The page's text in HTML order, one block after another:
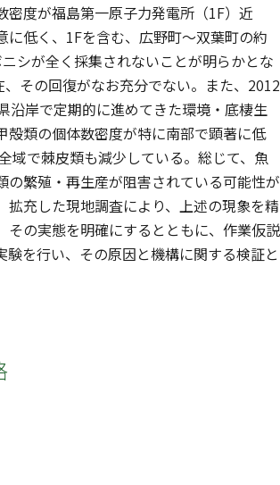
密度が福島第一原子力発電所（1F）近
に低く、1Fを含む、広野町〜双葉町の約
シが全く採集されないことが明らかとな
、その回復がなお充分でない。また、2012
沿岸で定期的に進めてきた環境・底棲生
殻類の個体数密度が特に南部で顕著に低
域で棘皮類も減少している。総じて、魚
の繁殖・再生産が阻害されている可能性が
拡充した現地調査により、上述の現象を精
その実態を明確にするとともに、作業仮説
験を行い、その原因と機構に関する検証と